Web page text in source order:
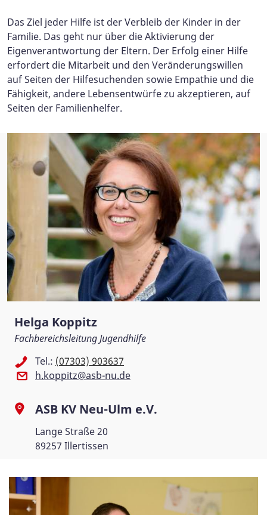
Das Ziel jeder Hilfe ist der Verbleib der Kinder in der
Familie. Das geht nur über die Aktivierung der
Eigenverantwortung der Eltern. Der Erfolg einer Hilfe
erfordert die Mitarbeit und den Veränderungswillen
auf Seiten der Hilfesuchenden sowie Empathie und die
Fähigkeit, andere Lebensentwürfe zu akzeptieren, auf
Seiten der Familienhelfer.
Helga Koppitz
Fachbereichsleitung Jugendhilfe
Tel.: (07303) 903637
h.koppitz@asb-nu.de
ASB KV Neu-Ulm e.V.
Lange Straße 20
89257 Illertissen